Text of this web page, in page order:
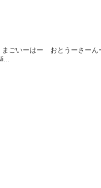
ごいーはー おとうーさー